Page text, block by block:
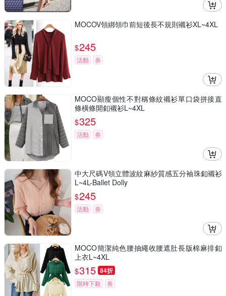
MOCOV領綁領巾前短後長不規則襯衫XL~4XL
$245
活動 券
MOCO顯瘦個性不對稱條紋襯衫單口袋拼接直
條橫條開釦襯衫L~4XL
$325
活動 券
中大尺碼V領立體波紋麻紗質感五分袖珠釦襯衫
L~4L-Ballet Dolly
$245
活動 券
MOCO簡潔純色腰抽繩收腰遮肚長版棉麻排釦
上衣L~4XL
$315 84折
限時下殺 券